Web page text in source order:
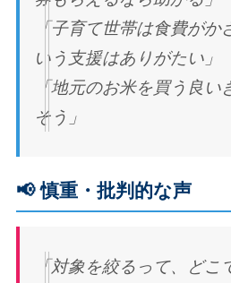
「子育て世帯は食費がか
いう支援はありがたい」
「地元のお米を買う良い
そう」
📢 慎重・批判的な声
「対象を絞るって、どこ